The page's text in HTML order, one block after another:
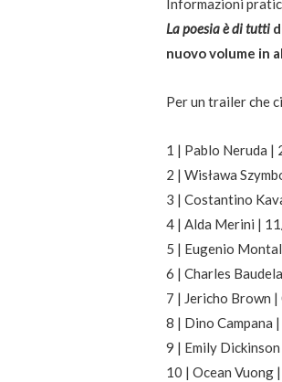
Informazioni
La poesia è di tutti
nuovo volume in
Per un trailer che
1 | Pablo Neruda
2 | Wisława
3 | Costantino
4 | Alda Merini |
5 | Eugenio
6 | Charles
7 | Jericho Brown
8 | Dino
9 | Emily
10 | Ocean